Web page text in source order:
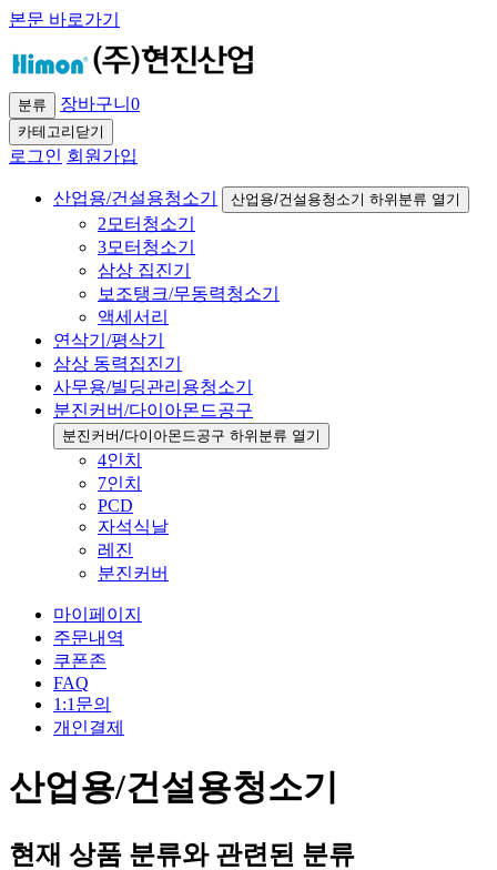
본문 바로가기
분류 장바구니 0
카테고리닫기
로그인 회원가입
산업용/건설용청소기 산업용/건설용청소기 하위분류 열기
2모터청소기
3모터청소기
삼상 집진기
보조탱크/무동력청소기
액세서리
연삭기/평삭기
삼상 동력집진기
사무용/빌딩관리용청소기
분진커버/다이아몬드공구
분진커버/다이아몬드공구 하위분류 열기
4인치
7인치
PCD
자석식날
레진
분진커버
마이페이지
주문내역
쿠폰존
FAQ
1:1문의
개인결제
산업용/건설용청소기
현재 상품 분류와 관련된 분류